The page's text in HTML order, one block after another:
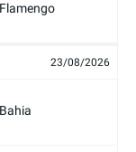
Flamengo
23/08/2026
Bahia